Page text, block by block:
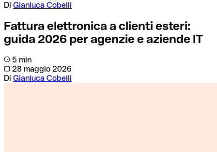
Di Gianluca Cobelli
Fattura elettronica a clienti esteri:
guida 2026 per agenzie e aziende IT
5 min
28 maggio 2026
Di Gianluca Cobelli